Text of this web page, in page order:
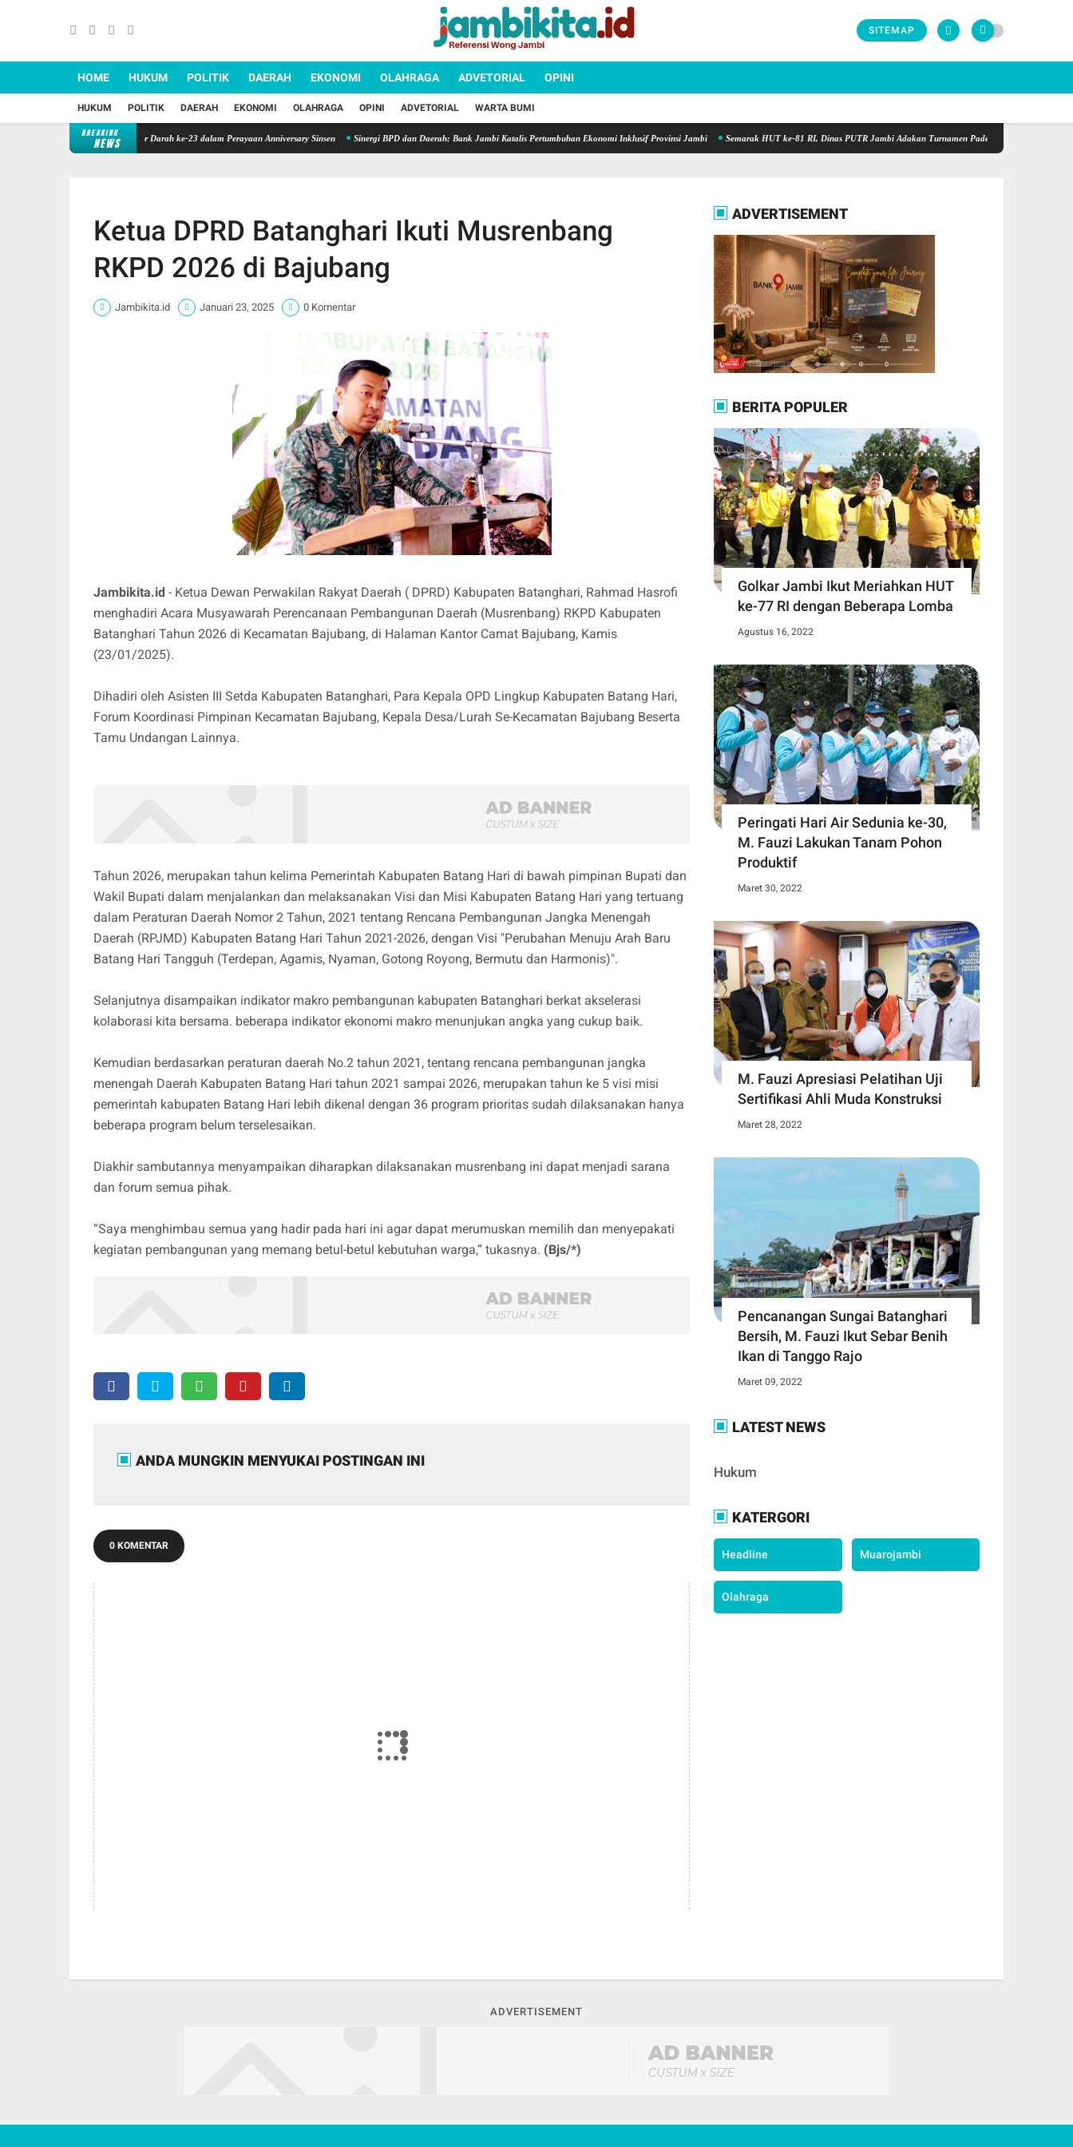
SITEMAP
HOME HUKUM POLITIK DAERAH EKONOMI OLAHRAGA ADVETORIAL OPINI
HUKUM POLITIK DAERAH EKONOMI OLAHRAGA OPINI ADVETORIAL WARTA BUMI
BREAKING
NEWS
Sinsen Gelar Donor Darah ke-23 dalam Perayaan Anniversary Sinsen Sinergi BPD dan Daerah: Bank Jambi Katalis Pertumbuhan Ekonomi Inklusif Provinsi Jambi Semarak HUT ke-81 RI, Dinas PUTR Jambi Adakan Turnamen Padel Antar OPD Berhadiah Total
Ketua DPRD Batanghari Ikuti Musrenbang
RKPD 2026 di Bajubang
Jambikita.id Januari 23, 2025 0 Komentar
Jambikita.id - Ketua Dewan Perwakilan Rakyat Daerah ( DPRD) Kabupaten Batanghari, Rahmad Hasrofi
menghadiri Acara Musyawarah Perencanaan Pembangunan Daerah (Musrenbang) RKPD Kabupaten
Batanghari Tahun 2026 di Kecamatan Bajubang, di Halaman Kantor Camat Bajubang, Kamis
(23/01/2025).
Dihadiri oleh Asisten III Setda Kabupaten Batanghari, Para Kepala OPD Lingkup Kabupaten Batang Hari,
Forum Koordinasi Pimpinan Kecamatan Bajubang, Kepala Desa/Lurah Se-Kecamatan Bajubang Beserta
Tamu Undangan Lainnya.
Tahun 2026, merupakan tahun kelima Pemerintah Kabupaten Batang Hari di bawah pimpinan Bupati dan
Wakil Bupati dalam menjalankan dan melaksanakan Visi dan Misi Kabupaten Batang Hari yang tertuang
dalam Peraturan Daerah Nomor 2 Tahun, 2021 tentang Rencana Pembangunan Jangka Menengah
Daerah (RPJMD) Kabupaten Batang Hari Tahun 2021-2026, dengan Visi "Perubahan Menuju Arah Baru
Batang Hari Tangguh (Terdepan, Agamis, Nyaman, Gotong Royong, Bermutu dan Harmonis)".
Selanjutnya disampaikan indikator makro pembangunan kabupaten Batanghari berkat akselerasi
kolaborasi kita bersama. beberapa indikator ekonomi makro menunjukan angka yang cukup baik.
Kemudian berdasarkan peraturan daerah No.2 tahun 2021, tentang rencana pembangunan jangka
menengah Daerah Kabupaten Batang Hari tahun 2021 sampai 2026, merupakan tahun ke 5 visi misi
pemerintah kabupaten Batang Hari lebih dikenal dengan 36 program prioritas sudah dilaksanakan hanya
beberapa program belum terselesaikan.
Diakhir sambutannya menyampaikan diharapkan dilaksanakan musrenbang ini dapat menjadi sarana
dan forum semua pihak.
“Saya menghimbau semua yang hadir pada hari ini agar dapat merumuskan memilih dan menyepakati
kegiatan pembangunan yang memang betul-betul kebutuhan warga,” tukasnya. (Bjs/*)
ANDA MUNGKIN MENYUKAI POSTINGAN INI
0 KOMENTAR
ADVERTISEMENT
BERITA POPULER
Golkar Jambi Ikut Meriahkan HUT
ke-77 RI dengan Beberapa Lomba
Agustus 16, 2022
Peringati Hari Air Sedunia ke-30,
M. Fauzi Lakukan Tanam Pohon
Produktif
Maret 30, 2022
M. Fauzi Apresiasi Pelatihan Uji
Sertifikasi Ahli Muda Konstruksi
Maret 28, 2022
Pencanangan Sungai Batanghari
Bersih, M. Fauzi Ikut Sebar Benih
Ikan di Tanggo Rajo
Maret 09, 2022
LATEST NEWS
Hukum
KATERGORI
Headline Muarojambi
Olahraga
ADVERTISEMENT